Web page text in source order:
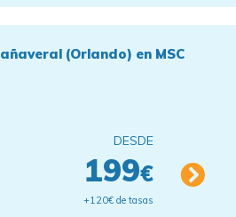
(Orlando) en MSC
DESDE
199€
+120€ de tasas